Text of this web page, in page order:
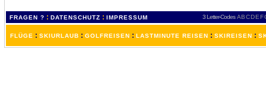
FRAGEN ? : DATENSCHUTZ : IMPRESSUM 3 Letter-Codes ABCDEF
FLÜGE : SKIURLAUB : GOLFREISEN : LASTMINUTE REISEN : SKIREISEN :